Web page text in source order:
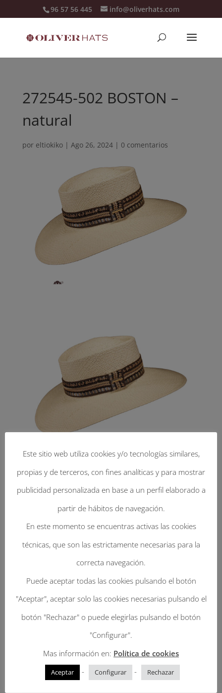
96 57 56 445 info@oliverhats.com
272545-502 BOSTON –
natural
por eltiokiko| Ago 26, 2024| 0 comentarios
Tu dirección de correo electrónico no será
publicada.
Los campos obligatorios están
Este sitio web utiliza cookies y/o tecnologías similares,
propias y de terceros, con fines analíticas y para mostrar
publicidad personalizada en base a un perfil elaborado a
partir de hábitos de navegación.
En este momento se encuentras activas las cookies
técnicas, que son las estrictamente necesarias para la
correcta navegación.
Puede aceptar todas las cookies pulsando el botón
"Aceptar", aceptar solo las cookies necesarias pulsando el
botón "Rechazar" o puede elegirlas pulsando el botón
"Configurar".
Mas información en: Política de cookies
Aceptar - Configurar - Rechazar